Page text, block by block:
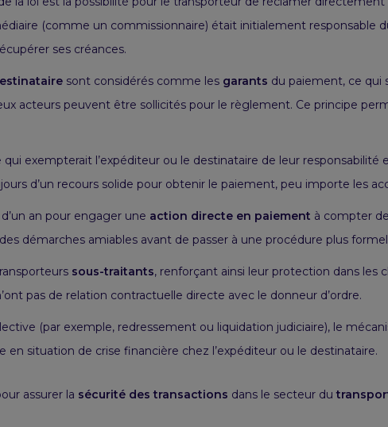
(comme un commissionnaire) était initialement responsable
ses créances.
sont considérés comme les garants du paiement, ce qui
acteurs peuvent être sollicités pour le règlement. Ce principe
qui exempterait l’expéditeur ou le destinataire de leur
d’un recours solide pour obtenir le paiement, peu importe les
an pour engager une action directe en paiement à compter
démarches amiables avant de passer à une procédure plus
sous-traitants, renforçant ainsi leur protection dans les
pas de relation contractuelle directe avec le donneur d’ordre.
(par exemple, redressement ou liquidation judiciaire), le
situation de crise financière chez l’expéditeur ou le destinataire.
assurer la sécurité des transactions dans le secteur du